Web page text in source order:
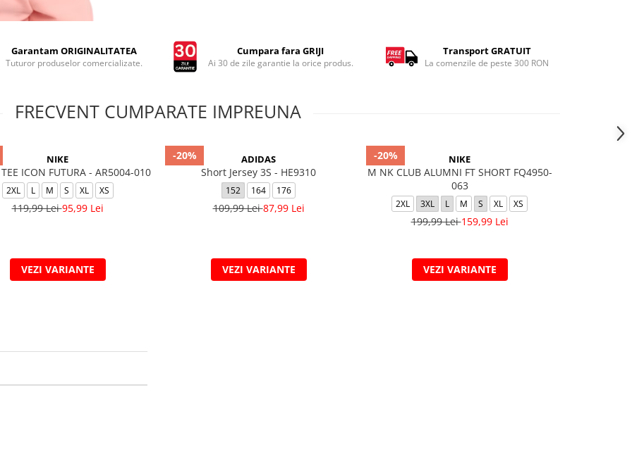
Garantam ORIGINALITATEA
Tuturor produselor comercializate.
Cumpara fara GRIJI
Ai 30 de zile garantie la orice produs.
Transport GRATUIT
La comenzile de peste 300 RON
FRECVENT CUMPARATE IMPREUNA
NIKE
ICON FUTURA - AR5004-010
2XL L M S XL XS
119,99 Lei95,99 Lei
VEZI VARIANTE
-20% ADIDAS
Short Jersey 3S - HE9310
152 164 176
109,99 Lei87,99 Lei
VEZI VARIANTE
-20% NIKE
M NK CLUB ALUMNI FT SHORT FQ4950-
063
2XL 3XL L M S XL XS
199,99 Lei159,99 Lei
VEZI VARIANTE